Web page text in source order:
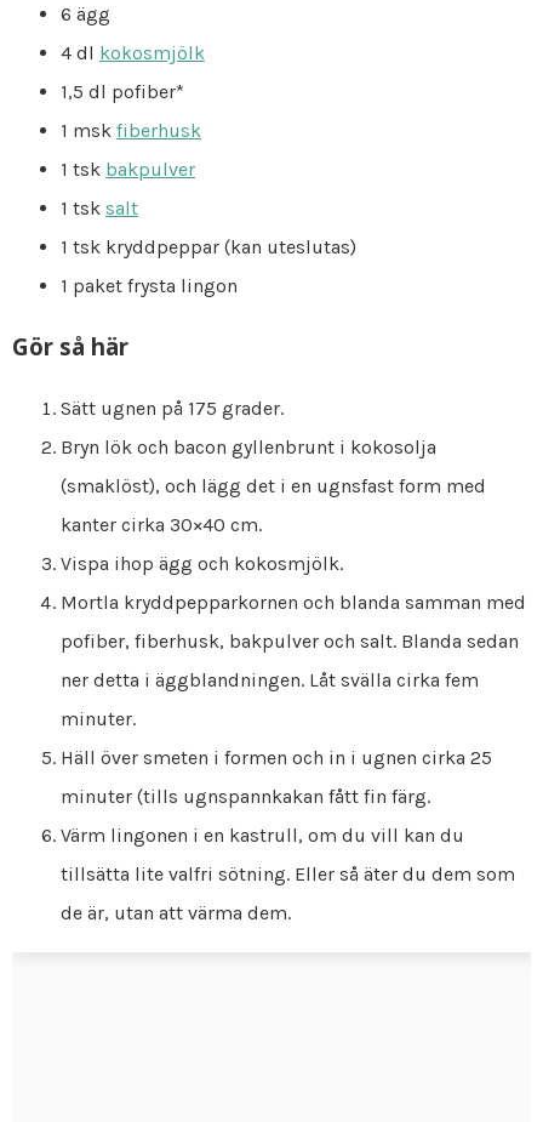
6 ägg
4 dl kokosmjölk
1,5 dl pofiber*
1 msk fiberhusk
1 tsk bakpulver
1 tsk salt
1 tsk kryddpeppar (kan uteslutas)
1 paket frysta lingon
Gör så här
Sätt ugnen på 175 grader.
Bryn lök och bacon gyllenbrunt i kokosolja
(smaklöst), och lägg det i en ugnsfast form med
kanter cirka 30×40 cm.
Vispa ihop ägg och kokosmjölk.
Mortla kryddpepparkornen och blanda samman med
pofiber, fiberhusk, bakpulver och salt. Blanda sedan
ner detta i äggblandningen. Låt svälla cirka fem
minuter.
Häll över smeten i formen och in i ugnen cirka 25
minuter (tills ugnspannkakan fått fin färg.
Värm lingonen i en kastrull, om du vill kan du
tillsätta lite valfri sötning. Eller så äter du dem som
de är, utan att värma dem.